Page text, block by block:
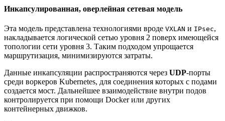
Инкапсулированная, оверлейная сетевая модель
Эта модель представлена технологиями вроде VXLAN и IPsec,
накладывается логической сетью уровня 2 поверх имеющейся
топологии сети уровня 3. Таким подходом упрощается
маршрутизация, минимизируются затраты.
Данные инкапсуляции распространяются через UDP-порты
среди воркеров Kubernetes, для соединения которых с подами
создается мост. Дальнейшее взаимодействие внутри подов
контролируется при помощи Docker или других
контейнерных движков.